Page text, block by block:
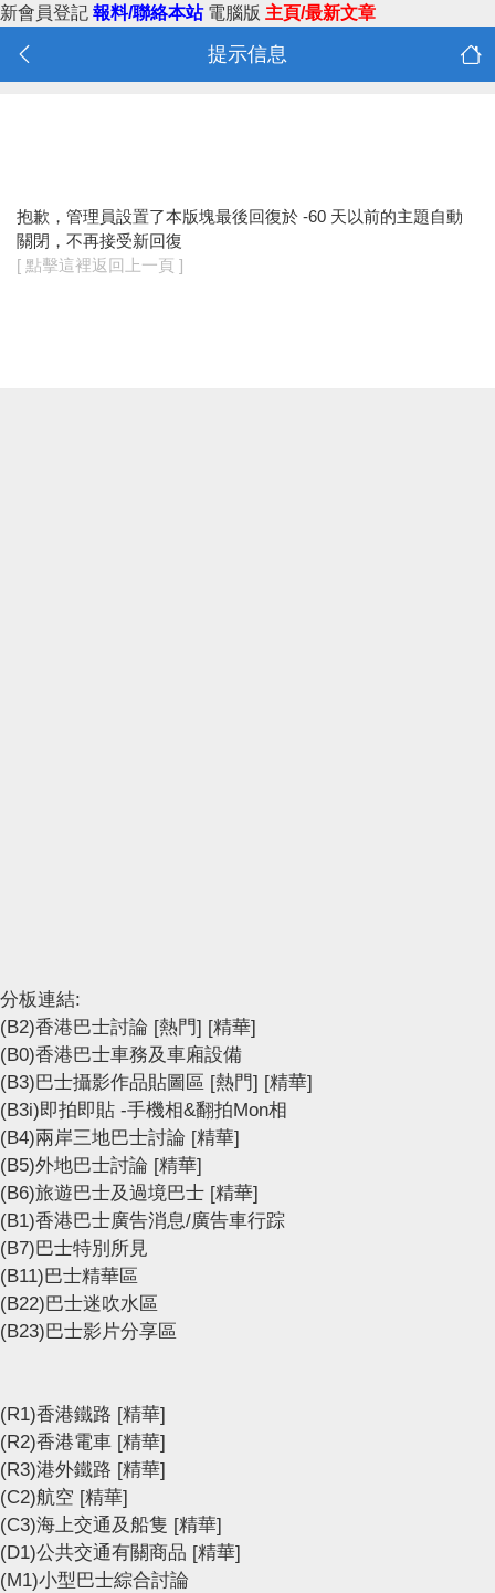
新會員登記 報料/聯絡本站 電腦版 主頁/最新文章
提示信息
抱歉，管理員設置了本版塊最後回復於 -60 天以前的主題自動
關閉，不再接受新回復
[ 點擊這裡返回上一頁 ]
分板連結:
(B2)香港巴士討論 [熱門] [精華]
(B0)香港巴士車務及車廂設備
(B3)巴士攝影作品貼圖區 [熱門] [精華]
(B3i)即拍即貼 -手機相&翻拍Mon相
(B4)兩岸三地巴士討論 [精華]
(B5)外地巴士討論 [精華]
(B6)旅遊巴士及過境巴士 [精華]
(B1)香港巴士廣告消息/廣告車行踪
(B7)巴士特別所見
(B11)巴士精華區
(B22)巴士迷吹水區
(B23)巴士影片分享區
(R1)香港鐵路 [精華]
(R2)香港電車 [精華]
(R3)港外鐵路 [精華]
(C2)航空 [精華]
(C3)海上交通及船隻 [精華]
(D1)公共交通有關商品 [精華]
(M1)小型巴士綜合討論